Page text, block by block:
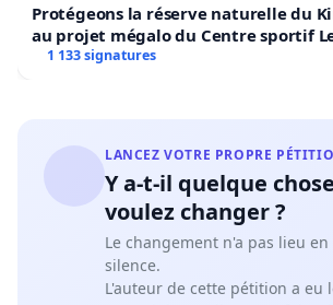
Protégeons la réserve naturelle du
au projet mégalo du Centre sportif
1 133 signatures
LANCEZ VOTRE PROPRE
Y a-t-il quelque
voulez changer ?
Le changement n'a pas lieu
silence.
L'auteur de cette pétition a eu